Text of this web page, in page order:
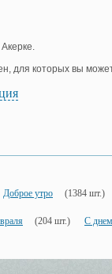
для которых вы
Доброе утро (1384 шт.)
(204 шт.) С